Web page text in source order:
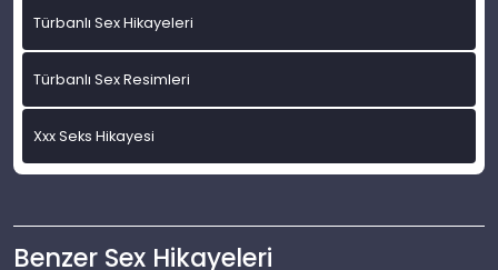
Türbanlı Sex Hikayeleri
Türbanlı Sex Resimleri
Xxx Seks Hikayesi
Benzer Sex Hikayeleri